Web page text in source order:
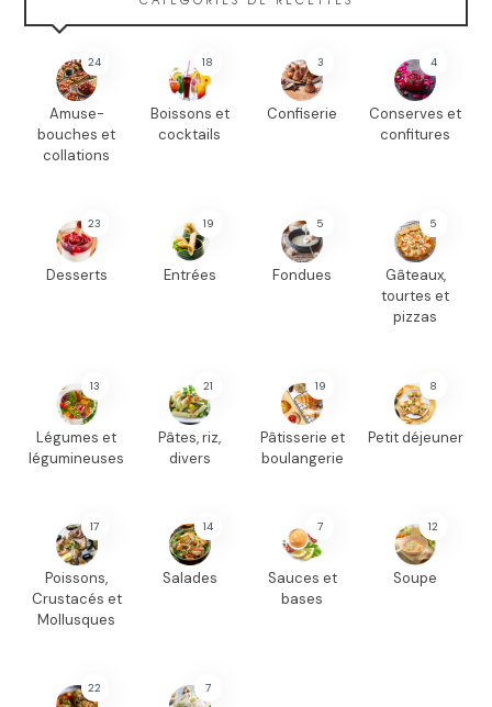
24
Amuse-
bouches et
collations
18
Boissons et
cocktails
3
Confiserie
4
Conserves et
confitures
23
Desserts
19
Entrées
5
Fondues
5
Gâteaux,
tourtes et
pizzas
13
Légumes et
légumineuses
21
Pâtes, riz,
divers
19
Pâtisserie et
boulangerie
8
Petit déjeuner
17
Poissons,
Crustacés et
Mollusques
14
Salades
7
Sauces et
bases
12
Soupe
22 7